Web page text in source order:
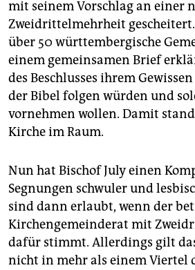
mit seinem Vorschlag an einer
Zweidrittelmehrheit
über 50 württembergische
einem gemeinsamen Brief
des Beschlusses ihrem
der Bibel folgen würden und
vornehmen wollen. Damit
Kirche im Raum.
Nun hat Bischof July einen
Segnungen schwuler und
sind dann erlaubt, wenn der
Kirchengemeinderat mit
dafür stimmt. Allerdings gilt
nicht in mehr als einem Viertel